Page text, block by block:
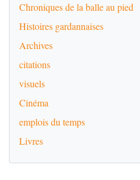
Chroniques de la balle au pied
Histoires gardannaises
Archives
citations
visuels
Cinéma
emplois du temps
Livres